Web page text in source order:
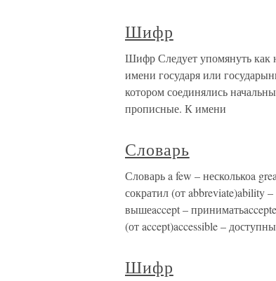
Шифр
Шифр Следует упомянуть как
имени государя или
котором соединялись
прописные. К имени
Словарь
Словарь a few – несколькоa
сократил (от abbreviate)ability
вышеaccept –
(от accept)accessible –
Шифр